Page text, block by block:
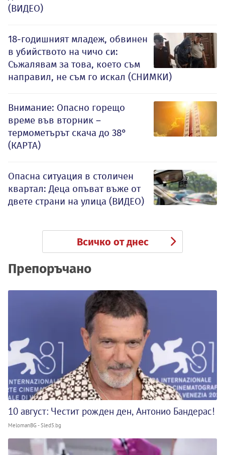
(ВИДЕО)
18-годишният младеж, обвинен
в убийството на чичо си:
Съжалявам за това, което съм
направил, не съм го искал (СНИМКИ)
Внимание: Опасно горещо
време във вторник –
термометърът скача до 38°
(КАРТА)
Опасна ситуация в столичен
квартал: Деца опъват въже от
двете страни на улица (ВИДЕО)
Всичко от днес
Препоръчано
10 август: Честит рожден ден, Антонио Бандерас!
MelomanBG - Sled5.bg